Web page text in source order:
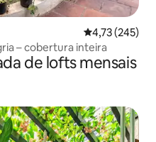
4,73 de uma
4,73 (245)
– cobertura inteira
de lofts mensais